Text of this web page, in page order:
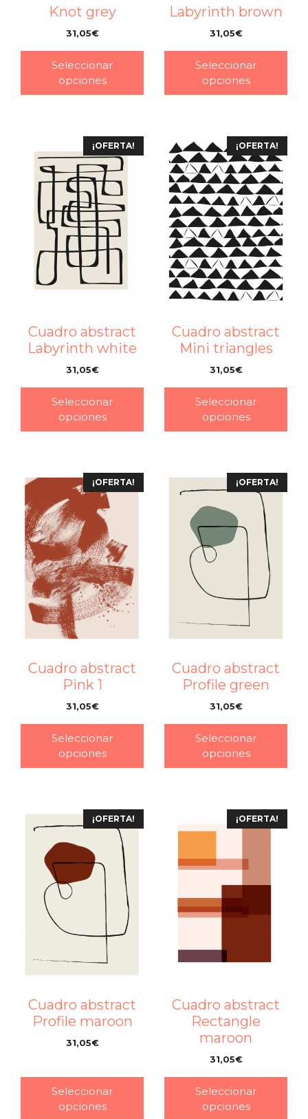
Knot grey
31,05€
Seleccionar
opciones
Labyrinth brown
31,05€
Seleccionar
opciones
¡OFERTA!
Cuadro abstract
Labyrinth white
31,05€
Seleccionar
opciones
¡OFERTA!
Cuadro abstract
Mini triangles
31,05€
Seleccionar
opciones
¡OFERTA!
Cuadro abstract
Pink 1
31,05€
Seleccionar
opciones
¡OFERTA!
Cuadro abstract
Profile green
31,05€
Seleccionar
opciones
¡OFERTA!
Cuadro abstract
Profile maroon
31,05€
Seleccionar
opciones
¡OFERTA!
Cuadro abstract
Rectangle
maroon
31,05€
Seleccionar
opciones